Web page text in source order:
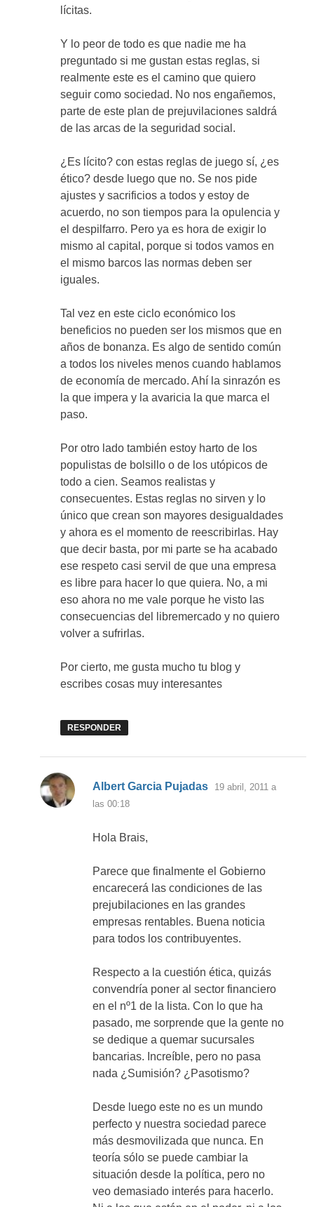
lícitas.
Y lo peor de todo es que nadie me ha
preguntado si me gustan estas reglas, si
realmente este es el camino que quiero
seguir como sociedad. No nos engañemos,
parte de este plan de prejuvilaciones saldrá
de las arcas de la seguridad social.
¿Es lícito? con estas reglas de juego sí, ¿es
ético? desde luego que no. Se nos pide
ajustes y sacrificios a todos y estoy de
acuerdo, no son tiempos para la opulencia y
el despilfarro. Pero ya es hora de exigir lo
mismo al capital, porque si todos vamos en
el mismo barcos las normas deben ser
iguales.
Tal vez en este ciclo económico los
beneficios no pueden ser los mismos que en
años de bonanza. Es algo de sentido común
a todos los niveles menos cuando hablamos
de economía de mercado. Ahí la sinrazón es
la que impera y la avaricia la que marca el
paso.
Por otro lado también estoy harto de los
populistas de bolsillo o de los utópicos de
todo a cien. Seamos realistas y
consecuentes. Estas reglas no sirven y lo
único que crean son mayores desigualdades
y ahora es el momento de reescribirlas. Hay
que decir basta, por mi parte se ha acabado
ese respeto casi servil de que una empresa
es libre para hacer lo que quiera. No, a mi
eso ahora no me vale porque he visto las
consecuencias del libremercado y no quiero
volver a sufrirlas.
Por cierto, me gusta mucho tu blog y
escribes cosas muy interesantes
RESPONDER
Albert Garcia Pujadas dice:
19 abril, 2011 a
las 00:18
Hola Brais,
Parece que finalmente el Gobierno
encarecerá las condiciones de las
prejubilaciones en las grandes
empresas rentables. Buena noticia
para todos los contribuyentes.
Respecto a la cuestión ética, quizás
convendría poner al sector financiero
en el nº1 de la lista. Con lo que ha
pasado, me sorprende que la gente no
se dedique a quemar sucursales
bancarias. Increíble, pero no pasa
nada ¿Sumisión? ¿Pasotismo?
Desde luego este no es un mundo
perfecto y nuestra sociedad parece
más desmovilizada que nunca. En
teoría sólo se puede cambiar la
situación desde la política, pero no
veo demasiado interés para hacerlo.